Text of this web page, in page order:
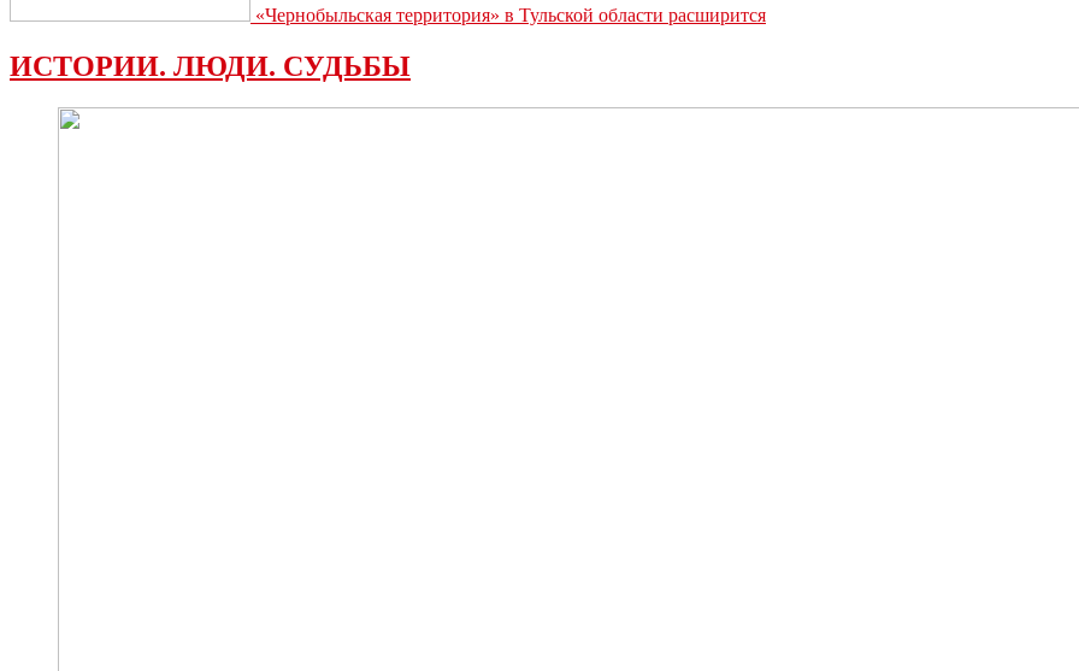
«Чернобыльская территория» в Тульской области расширится
ИСТОРИИ. ЛЮДИ. СУДЬБЫ